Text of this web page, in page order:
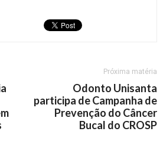
Próxima matéria
Odonto Unisanta
participa de Campanha de
Prevenção do Câncer
Bucal do CROSP